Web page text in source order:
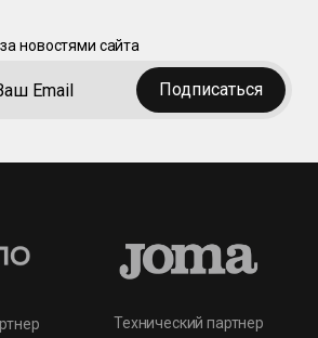
новостями сайта
Подписаться
Технический партнер